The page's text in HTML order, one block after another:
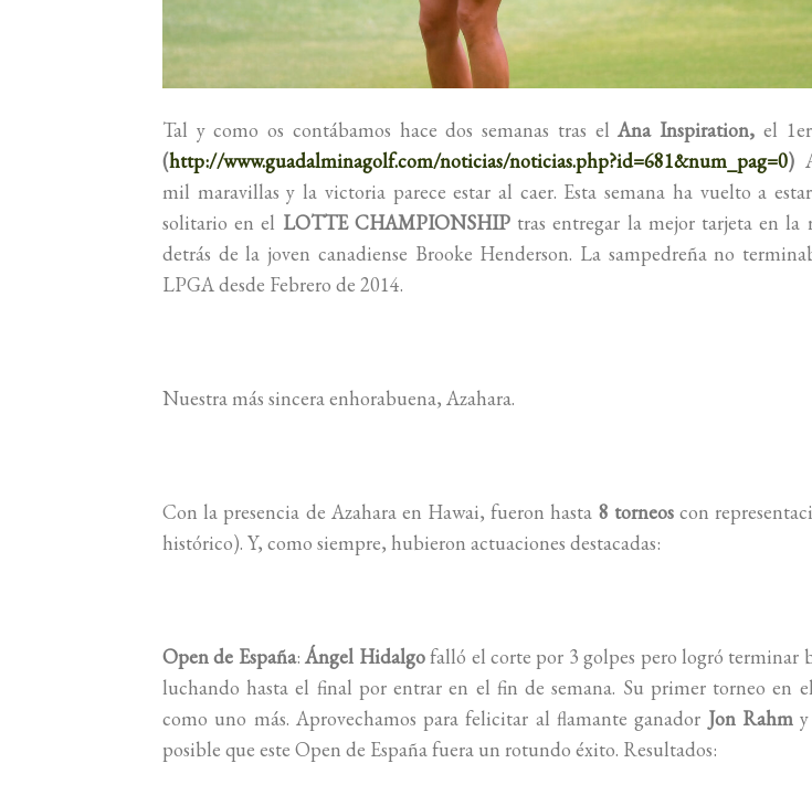
Tal y como os contábamos hace dos semanas tras elAna Inspiration, el
(http://www.guadalminagolf.com/noticias/noticias.php?id=681&num_pag=0)
mil maravillas y la victoria parece estar al caer. Esta semana ha vuelto a
solitario en el LOTTE CHAMPIONSHIPtras entregar la mejor tarjeta en la
detrás de la joven canadiense Brooke Henderson. La sampedreña no
LPGA desde Febrero de 2014.
Nuestra más sincera enhorabuena, Azahara.
Con la presencia de Azahara en Hawai, fueron hasta 8 torneoscon
histórico). Y, como siempre, hubieron actuaciones destacadas:
Open de España:Ángel Hidalgofalló el corte por 3 golpes pero logró terminar
luchando hasta el final por entrar en el fin de semana. Su primer torneo en
como uno más. Aprovechamos para felicitar al flamante ganador Jon Rahmy
posible que este Open de España fuera un rotundo éxito. Resultados: